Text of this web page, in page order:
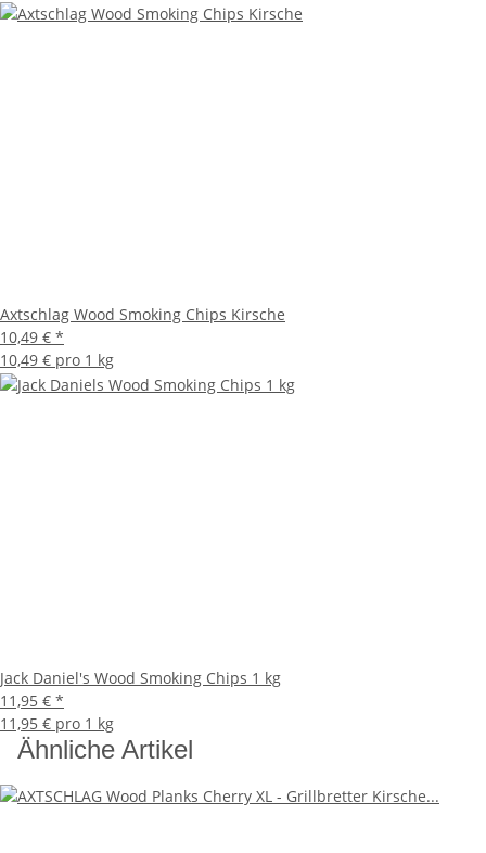
Axtschlag Wood Smoking Chips Kirsche
10,49 € *
10,49 € pro 1 kg
Jack Daniel's Wood Smoking Chips 1 kg
11,95 € *
11,95 € pro 1 kg
Ähnliche Artikel